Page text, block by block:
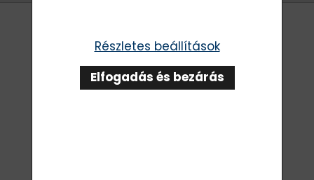
Részletes beállítások
Elfogadás és bezárás